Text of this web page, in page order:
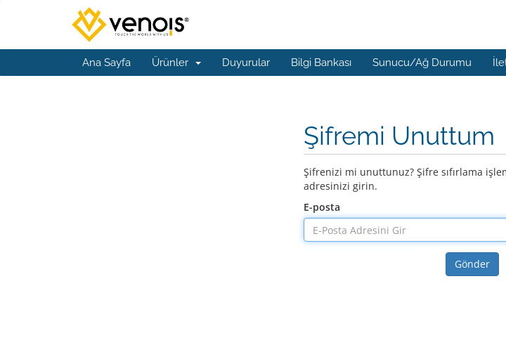
Ana Sayfa Ürünler Duyurular Bilgi Bankası Sunucu/Ağ Durumu
Şifremi Unuttum
Şifrenizi mi unuttunuz? Şifre sıfırlama
adresinizi girin.
E-posta
Gönder